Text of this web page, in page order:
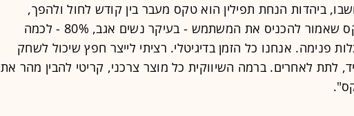
ביהדות הנחת תפילין הוא טקס מעבר בין קודש לחול ולהפך,
אנחנו בונים טקס שאמור להכניס את המשתמש - בעיקר נשים אגב, 80% - לכמה
פנימה. אנחנו כל הזמן בדיגיטלי. רציתי לייצר חפץ שיכול לשחק
לתת לאחרים. ברמה השיווקית כל מוצר צרכני, קריטי להבין מהר את